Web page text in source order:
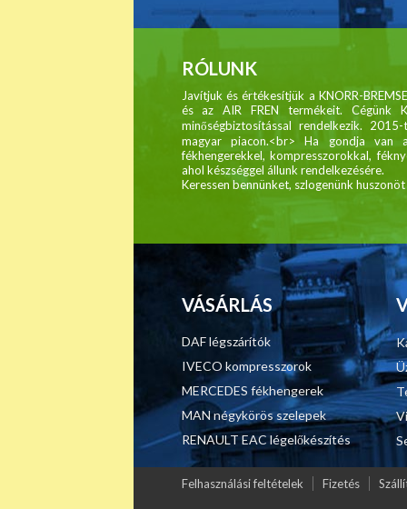
RÓLUNK
Javítjuk és értékesítjük a KNORR-
és az AIR FREN termékeit. Cégünk
minőségbiztosítással rendelkezik.
magyar piacon.<br> Ha gondja van
fékhengerekkel, kompresszorokkal,
ahol készséggel állunk rendelkezésére.
Keressen bennünket, szlogenünk
VÁSÁRLÁS
DAF légszárítók
IVECO kompresszorok
MERCEDES fékhengerek
MAN négykörös szelepek
RENAULT EAC légelőkészítés
Felhasználási feltételek Fizetés